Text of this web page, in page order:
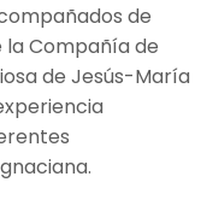
de
Compañía de
de Jesús-María